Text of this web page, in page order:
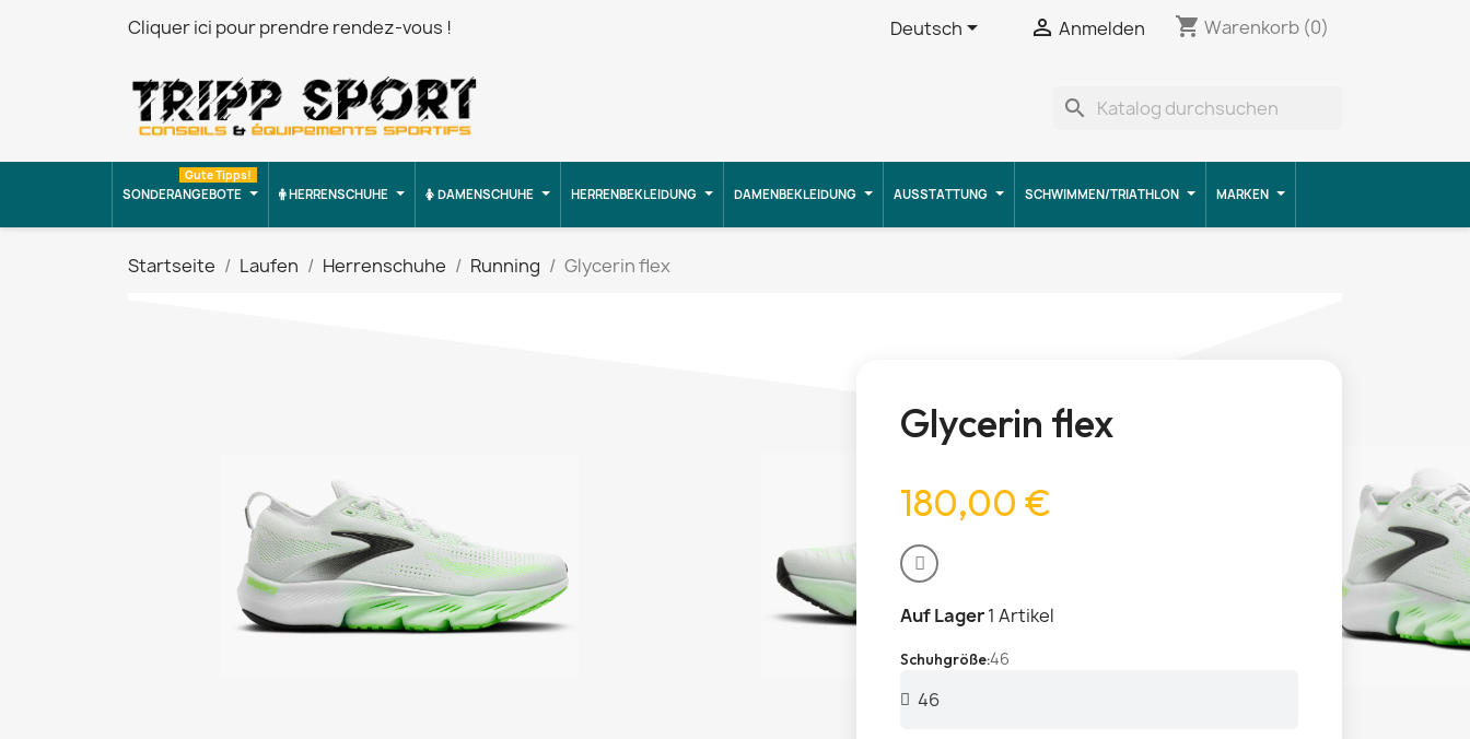
Cliquer ici pour prendre rendez-vous ! Deutsch  Anmelden shopping_cart Warenkorb (0)
search
SONDERANGEBOTE
Gute Tipps!
HERRENSCHUHE DAMENSCHUHE HERRENBEKLEIDUNG DAMENBEKLEIDUNG AUSSTATTUNG SCHWIMMEN/TRIATHLON MARKEN
Startseite Laufen Herrenschuhe Running Glycerin flex
Glycerin flex
180,00 €
Auf Lager1 Artikel
Schuhgröße46